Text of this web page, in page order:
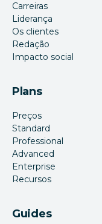
Carreiras
Liderança
Os clientes
Redação
Impacto social
Plans
Preços
Standard
Professional
Advanced
Enterprise
Recursos
Guides